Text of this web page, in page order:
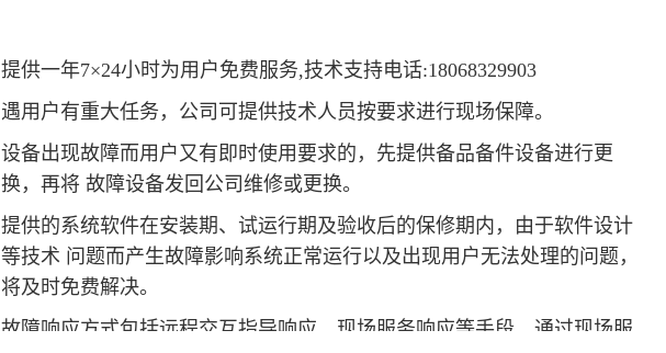
提供一年7×24小时为用户免费服务,技术支持电话:18068329903
遇用户有重大任务，公司可提供技术人员按要求进行现场保障。
设备出现故障而用户又有即时使用要求的，先提供备品备件设备进行更
换，再将 故障设备发回公司维修或更换。
提供的系统软件在安装期、试运行期及验收后的保修期内，由于软件设计
等技术 问题而产生故障影响系统正常运行以及出现用户无法处理的问题，
将及时免费解决。
故障响应方式包括远程交互指导响应、现场服务响应等手段。通过现场服